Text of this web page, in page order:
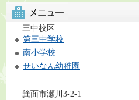
三中校区
第三中学校
南小学校
せいなん幼稚園
箕面市瀬川3-2-1